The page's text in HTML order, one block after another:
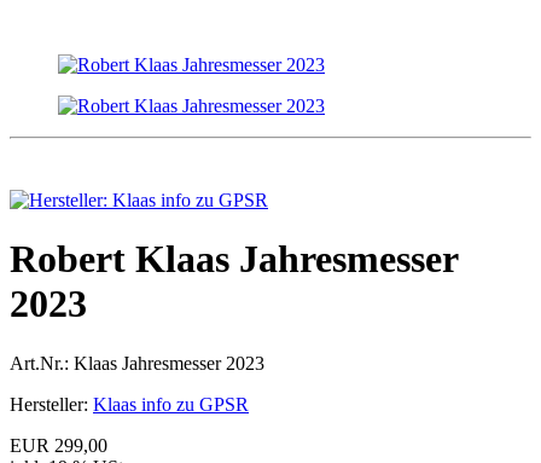
Robert Klaas Jahresmesser
2023
Art.Nr.: Klaas Jahresmesser 2023
Hersteller: Klaas info zu GPSR
EUR 299,00